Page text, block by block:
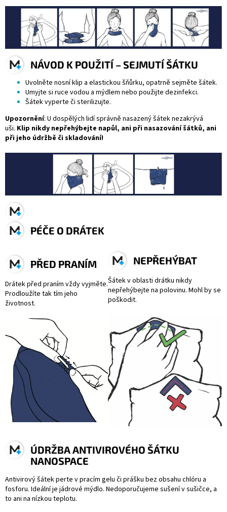
NÁVOD K POUŽITÍ – SEJMUTÍ ŠÁTKU
Uvolněte nosní klip a elastickou šňůrku, opatrně sejměte šátek.
Umyjte si ruce vodou a mýdlem nebo použijte dezinfekci.
Šátek vyperte či sterilizujte.
Upozornění: U dospělých lidí správně nasazený šátek nezakrývá
uši. Klip nikdy nepřehýbejte napůl, ani při nasazování šátků, ani
při jeho údržbě či skladování!
PÉČE O DRÁTEK
PŘED PRANÍM
Drátek před praním vždy vyjměte.
Prodloužíte tak tím jeho
životnost.
NEPŘEHÝBAT
Šátek v oblasti drátku nikdy
nepřehýbejte na polovinu. Mohl by se
poškodit.
ÚDRŽBA ANTIVIROVÉHO ŠÁTKU
NANOSPACE
Antivirový šátek perte v pracím gelu či prášku bez obsahu chlóru a
fosforu. Ideální je jádrové mýdlo. Nedoporučujeme sušení v sušičce, a
to ani na nízkou teplotu.